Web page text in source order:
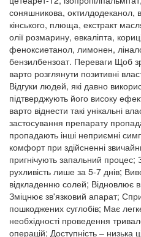
соняшникова, октилдодеканол,
кінського, плюща, екстракт
олії розмарину, евкаліпта,
феноксиетанол, лимонен,
бензилбензоат. Переваги Щоб
варто розглянути позитивні
Відгуки людей, які давно
підтверджують його високу
варто віднести такі унікальні
застосування препарату
пропадають інші неприємні
комфорт при здійсненні
пригнічують запальний процес;
рухливість лише за 5-7 днів;
відкладенню солей; Відновлює
Зміцнює зв'язковий апарат;
пошкоджених суглобів; Має
необхідності проведення
операцій; Доступність –